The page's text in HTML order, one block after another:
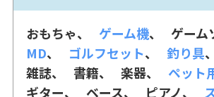
おもちゃ ゲーム機
ゲーム
MD
ゴルフセット 釣り具
雑誌
書籍 楽器
ペット
ギター
ベース ピアノ